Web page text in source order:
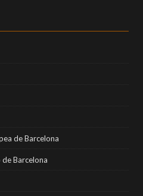
de Barcelona
Barcelona